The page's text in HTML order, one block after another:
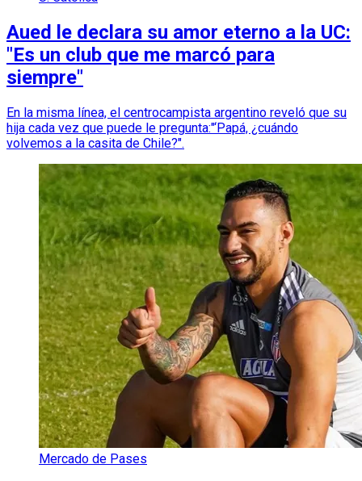
Aued le declara su amor eterno a la UC:
"Es un club que me marcó para
siempre"
En la misma línea, el centrocampista argentino reveló que su
hija cada vez que puede le pregunta:"‘Papá, ¿cuándo
volvemos a la casita de Chile?".
Mercado de Pases